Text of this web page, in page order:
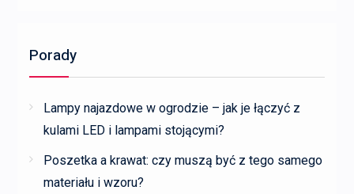
Porady
Lampy najazdowe w ogrodzie – jak je łączyć z
kulami LED i lampami stojącymi?
Poszetka a krawat: czy muszą być z tego samego
materiału i wzoru?